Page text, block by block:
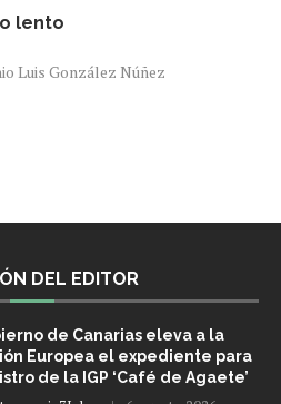
lento
Luis González Núñez
DEL EDITOR
de Canarias eleva a la
Europea el expediente para
de la IGP ‘Café de Agaete’